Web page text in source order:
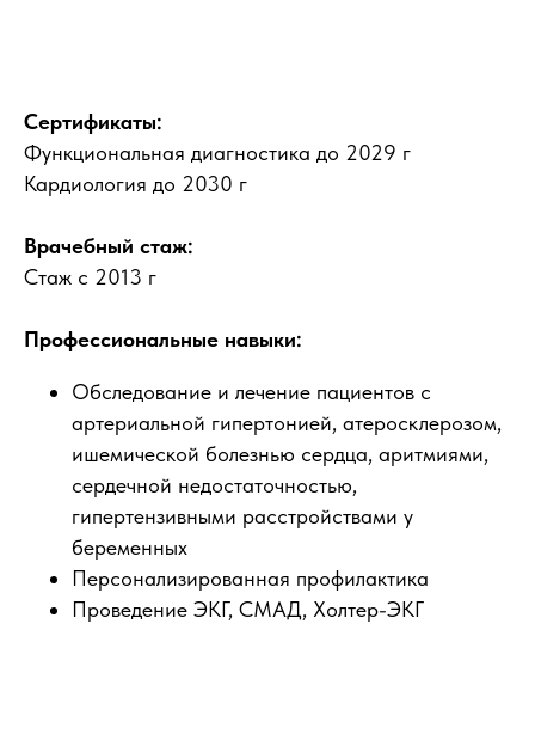
Сертификаты:
Функциональная диагностика до 2029 г
Кардиология до 2030 г
Врачебный стаж:
Стаж с 2013 г
Профессиональные навыки:
Обследование и лечение пациентов с
артериальной гипертонией, атеросклерозом,
ишемической болезнью сердца, аритмиями,
сердечной недостаточностью,
гипертензивными расстройствами у
беременных
Персонализированная профилактика
Проведение ЭКГ, СМАД, Холтер-ЭКГ